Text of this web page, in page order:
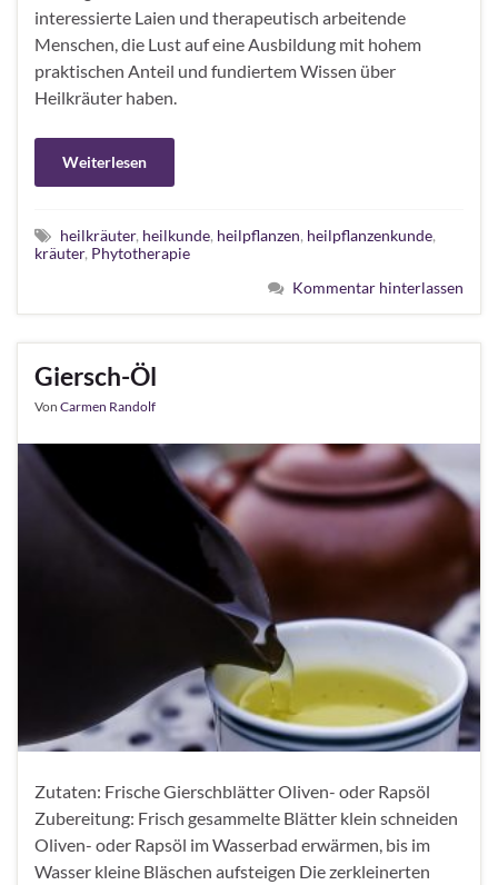
interessierte Laien und therapeutisch arbeitende
Menschen, die Lust auf eine Ausbildung mit hohem
praktischen Anteil und fundiertem Wissen über
Heilkräuter haben.
Weiterlesen
heilkräuter, heilkunde, heilpflanzen, heilpflanzenkunde,
kräuter, Phytotherapie
Kommentar hinterlassen
Giersch-Öl
Von Carmen Randolf
Zutaten: Frische Gierschblätter Oliven- oder Rapsöl
Zubereitung: Frisch gesammelte Blätter klein schneiden
Oliven- oder Rapsöl im Wasserbad erwärmen, bis im
Wasser kleine Bläschen aufsteigen Die zerkleinerten